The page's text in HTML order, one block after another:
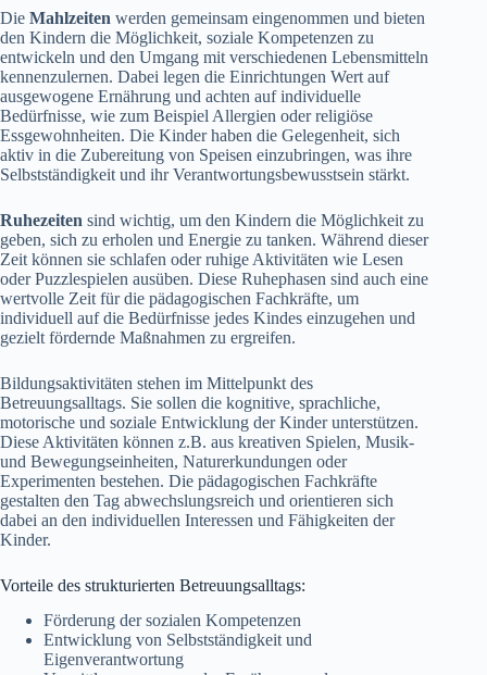
Die Mahlzeiten werden gemeinsam eingenommen und bieten
den Kindern die Möglichkeit, soziale Kompetenzen zu
entwickeln und den Umgang mit verschiedenen Lebensmitteln
kennenzulernen. Dabei legen die Einrichtungen Wert auf
ausgewogene Ernährung und achten auf individuelle
Bedürfnisse, wie zum Beispiel Allergien oder religiöse
Essgewohnheiten. Die Kinder haben die Gelegenheit, sich
aktiv in die Zubereitung von Speisen einzubringen, was ihre
Selbstständigkeit und ihr Verantwortungsbewusstsein stärkt.
Ruhezeiten sind wichtig, um den Kindern die Möglichkeit zu
geben, sich zu erholen und Energie zu tanken. Während dieser
Zeit können sie schlafen oder ruhige Aktivitäten wie Lesen
oder Puzzlespielen ausüben. Diese Ruhephasen sind auch eine
wertvolle Zeit für die pädagogischen Fachkräfte, um
individuell auf die Bedürfnisse jedes Kindes einzugehen und
gezielt fördernde Maßnahmen zu ergreifen.
Bildungsaktivitäten stehen im Mittelpunkt des
Betreuungsalltags. Sie sollen die kognitive, sprachliche,
motorische und soziale Entwicklung der Kinder unterstützen.
Diese Aktivitäten können z.B. aus kreativen Spielen, Musik-
und Bewegungseinheiten, Naturerkundungen oder
Experimenten bestehen. Die pädagogischen Fachkräfte
gestalten den Tag abwechslungsreich und orientieren sich
dabei an den individuellen Interessen und Fähigkeiten der
Kinder.
Vorteile des strukturierten Betreuungsalltags:
Förderung der sozialen Kompetenzen
Entwicklung von Selbstständigkeit und
Eigenverantwortung